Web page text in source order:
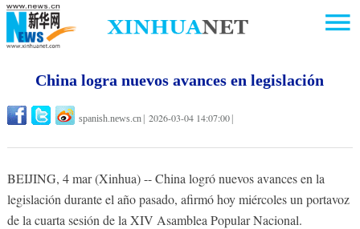
China logra nuevos avances en legislación
spanish.news.cn 2026-03-04 14:07:00
BEIJING, 4 mar (Xinhua) -- China logró nuevos avances en la
legislación durante el año pasado, afirmó hoy miércoles un portavoz
de la cuarta sesión de la XIV Asamblea Popular Nacional.